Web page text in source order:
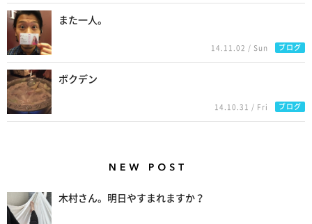
また一人。
14.11.02 / Sun ブログ
ボクデン
14.10.31 / Fri ブログ
木村さん。明日やすまれますか？